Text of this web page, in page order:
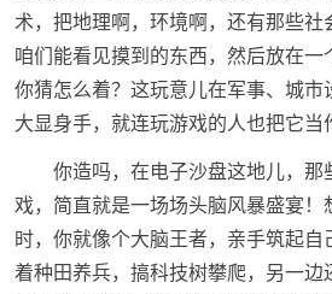
术，把地理啊，环境啊，还有那些社
咱们能看见摸到的东西，然后放在一
你猜怎么着？这玩意儿在军事、城市
大显身手，就连玩游戏的人也把它当
你造吗，在电子沙盘这地儿，那
戏，简直就是一场场头脑风暴盛宴！
时，你就像个大脑王者，亲手筑起
着种田养兵，搞科技树攀爬，另一